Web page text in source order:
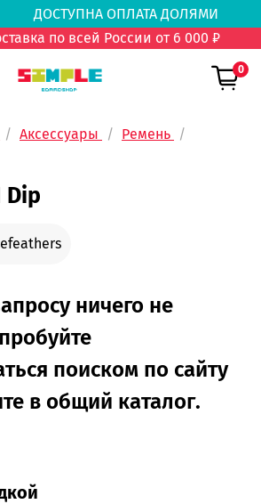
ДОСТУПНА ОПЛАТА
по всей России от 6 000 ₽
0
Аксессуары
Ремень
Dip
ничего не
поиском по сайту
в общий каталог.